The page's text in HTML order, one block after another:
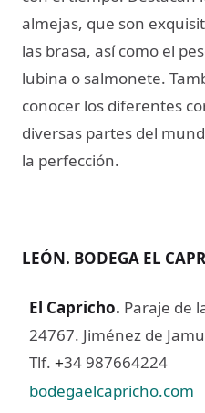
almejas, que son
las brasa, así como el
lubina o salmonete.
conocer los diferentes
diversas partes del
la perfección.
LEÓN. BODEGA EL
El Capricho. Paraje de
24767. Jiménez de
Tlf. +34 987664224
bodegaelcapricho.com